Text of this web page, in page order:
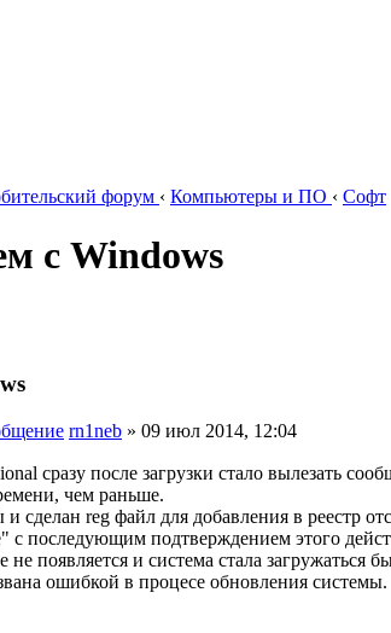
форум ‹ Компьютеры и ПО ‹ Софт
с Windows
rn1neb » 09 июл 2014, 12:04
сразу после загрузки стало вылезать
чем раньше.
сделан reg файл для добавления в реестр
последующим подтверждением этого
появляется и система стала загружаться
ошибкой в процесе обновления системы.